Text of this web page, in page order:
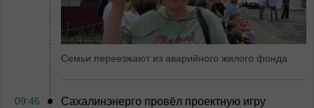
Семьи переезжают из аварийного жилого фонда
09:46
Сахалинэнерго провёл проектную игру